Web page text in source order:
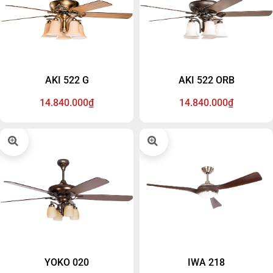
đáo cho không gian, sản
phẩm được tạo nên từ yêu
cầu của các chuyên gia thiết
nào khác.
AKI 522 G
14.840.000₫
AKI 522 ORB
14.840.000₫
YOKO 020 IWA 218